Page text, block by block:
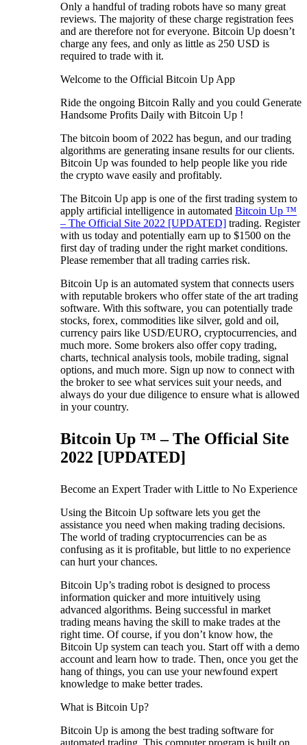
Only a handful of trading robots have so many great
reviews. The majority of these charge registration fees
and are therefore not for everyone. Bitcoin Up doesn’t
charge any fees, and only as little as 250 USD is
required to trade with it.
Welcome to the Official Bitcoin Up App
Ride the ongoing Bitcoin Rally and you could Generate
Handsome Profits Daily with Bitcoin Up !
The bitcoin boom of 2022 has begun, and our trading
algorithms are generating insane results for our clients.
Bitcoin Up was founded to help people like you ride
the crypto wave easily and profitably.
The Bitcoin Up app is one of the first trading system to
apply artificial intelligence in automated Bitcoin Up ™
– The Official Site 2022 [UPDATED] trading. Register
with us today and potentially earn up to $1500 on the
first day of trading under the right market conditions.
Please remember that all trading carries risk.
Bitcoin Up is an automated system that connects users
with reputable brokers who offer state of the art trading
software. With this software, you can potentially trade
stocks, forex, commodities like silver, gold and oil,
currency pairs like USD/EURO, cryptocurrencies, and
much more. Some brokers also offer copy trading,
charts, technical analysis tools, mobile trading, signal
options, and much more. Sign up now to connect with
the broker to see what services suit your needs, and
always do your due diligence to ensure what is allowed
in your country.
Bitcoin Up ™ – The Official Site
2022 [UPDATED]
Become an Expert Trader with Little to No Experience
Using the Bitcoin Up software lets you get the
assistance you need when making trading decisions.
The world of trading cryptocurrencies can be as
confusing as it is profitable, but little to no experience
can hurt your chances.
Bitcoin Up’s trading robot is designed to process
information quicker and more intuitively using
advanced algorithms. Being successful in market
trading means having the skill to make trades at the
right time. Of course, if you don’t know how, the
Bitcoin Up system can teach you. Start off with a demo
account and learn how to trade. Then, once you get the
hang of things, you can use your newfound expert
knowledge to make better trades.
What is Bitcoin Up?
Bitcoin Up is among the best trading software for
automated trading. This computer program is built on